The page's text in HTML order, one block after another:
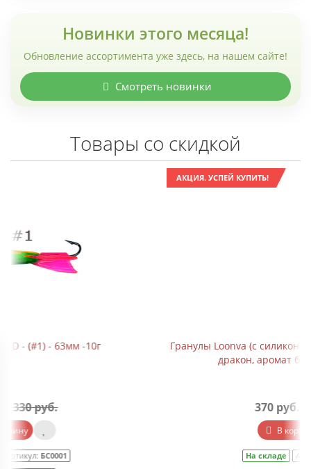
Новинки этого месяца!
Обновление ассортимента уже здесь, на нашем сайте!
Смотреть новинки
Товары со скидкой
Гранулы Loonva (с силиконовыми кольцами) "Зеленый
дракон, аромат батата" банка 110г